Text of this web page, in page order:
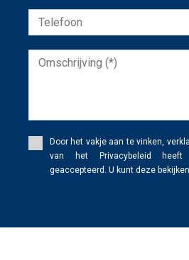
Door het vakje aan te vinken,
van het Privacybeleid heeft
geaccepteerd. U kunt deze